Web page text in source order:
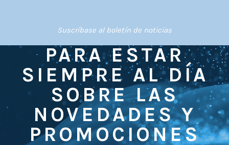
Suscríbase al boletín de noticias
PARA ESTAR
SIEMPRE AL DÍA
SOBRE LAS
NOVEDADES Y
PROMOCIONES